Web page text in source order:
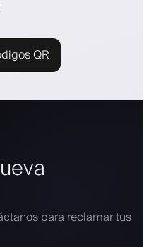
QR
para reclamar tus